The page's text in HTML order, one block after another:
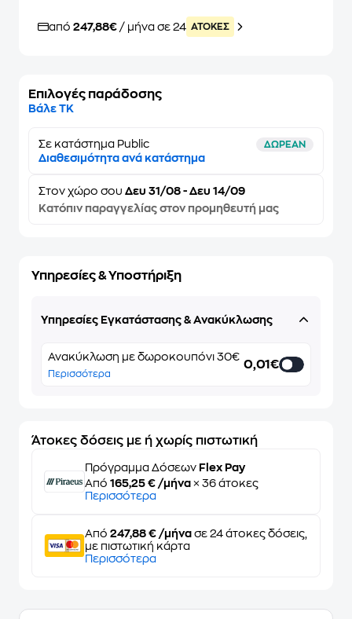
από 247,88€ / μήνα σε 24 ATOKEΣ
Επιλογές παράδοσης
Βάλε ΤΚ
Σε κατάστημα Public ΔΩΡΕΑΝ
Διαθεσιμότητα ανά κατάστημα
Στον χώρο σου Δευ 31/08 - Δευ 14/09
Κατόπιν παραγγελίας στον προμηθευτή μας
Υπηρεσίες & Υποστήριξη
Υπηρεσίες Εγκατάστασης & Ανακύκλωσης
Ανακύκλωση με δωροκουπόνι 30€
Περισσότερα
0,01€
Άτοκες δόσεις με ή χωρίς πιστωτική
Πρόγραμμα Δόσεων Flex Pay
Από 165,25 € /μήνα × 36 άτοκες
Περισσότερα
Από 247,88 € /μήνα σε 24 άτοκες δόσεις,
με πιστωτική κάρτα
Περισσότερα